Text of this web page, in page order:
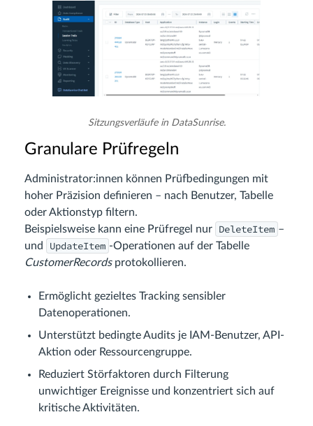
Sitzungsverläufe in DataSunrise.
Granulare Prüfregeln
Administrator:innen können Prüfbedingungen mit
hoher Präzision definieren – nach Benutzer, Tabelle
oder Aktionstyp filtern.
Beispielsweise kann eine Prüfregel nur
DeleteItem –
und
UpdateItem -Operationen auf der Tabelle
CustomerRecordsprotokollieren.
Ermöglicht gezieltes Tracking sensibler
Datenoperationen.
Unterstützt bedingte Audits je IAM-Benutzer, API-
Aktion oder Ressourcengruppe.
Reduziert Störfaktoren durch Filterung
unwichtiger Ereignisse und konzentriert sich auf
kritische Aktivitäten.